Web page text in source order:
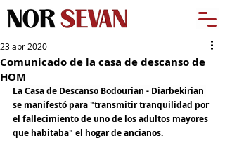
Comunicado de la casa de descanso de
HOM
23 abr 2020
La Casa de Descanso Bodourian - Diarbekirian
se manifestó para "transmitir tranquilidad por
el fallecimiento de uno de los adultos mayores
que habitaba" el hogar de ancianos.